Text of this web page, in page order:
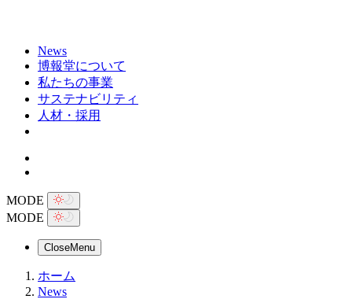
News
博報堂について
私たちの事業
サステナビリティ
人材・採用
MODE
MODE
CloseMenu
ホーム
News